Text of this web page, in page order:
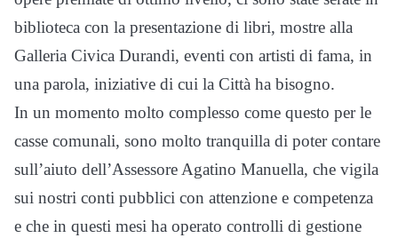
biblioteca con la presentazione di libri, mostre alla
Galleria Civica Durandi, eventi con artisti di fama, in
una parola, iniziative di cui la Città ha bisogno.
In un momento molto complesso come questo per le
casse comunali, sono molto tranquilla di poter contare
sull’aiuto dell’Assessore Agatino Manuella, che vigila
sui nostri conti pubblici con attenzione e competenza
e che in questi mesi ha operato controlli di gestione